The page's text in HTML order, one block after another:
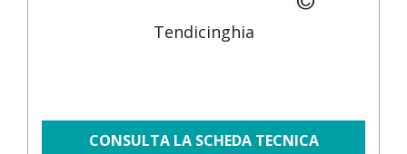
Tendicinghia
CONSULTA LA SCHEDA TECNICA